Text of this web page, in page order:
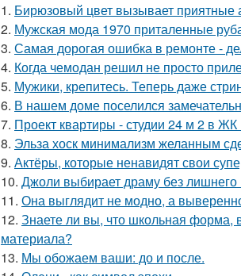
1. Бирюзовый цвет вызывает
2. Мужская мода 1970 приталенные
3. Самая дорогая ошибка в ремонте -
4. Когда чемодан решил не просто
5. Мужики, крепитесь. Теперь даже
6. В нашем доме поселился
7. Проект квартиры - студии 24 м 2 в
8. Эльза хоск минимализм желанным
9. Актёры, которые ненавидят свои
10. Джоли выбирает драму без
11. Она выглядит не модно, а
12. Знаете ли вы, что школьная форма,
материала?
13. Мы обожаем ваши: до и после.